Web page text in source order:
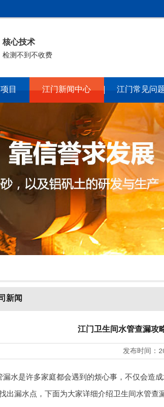
核心技术
检测不到不收费
目 江门新闻中心 江门常见问
新闻
江门卫生间水管查漏攻
发布时间：
漏水是许多家庭都会遇到的烦心事，不仅会造
出漏水点，下面为大家详细介绍卫生间水管查